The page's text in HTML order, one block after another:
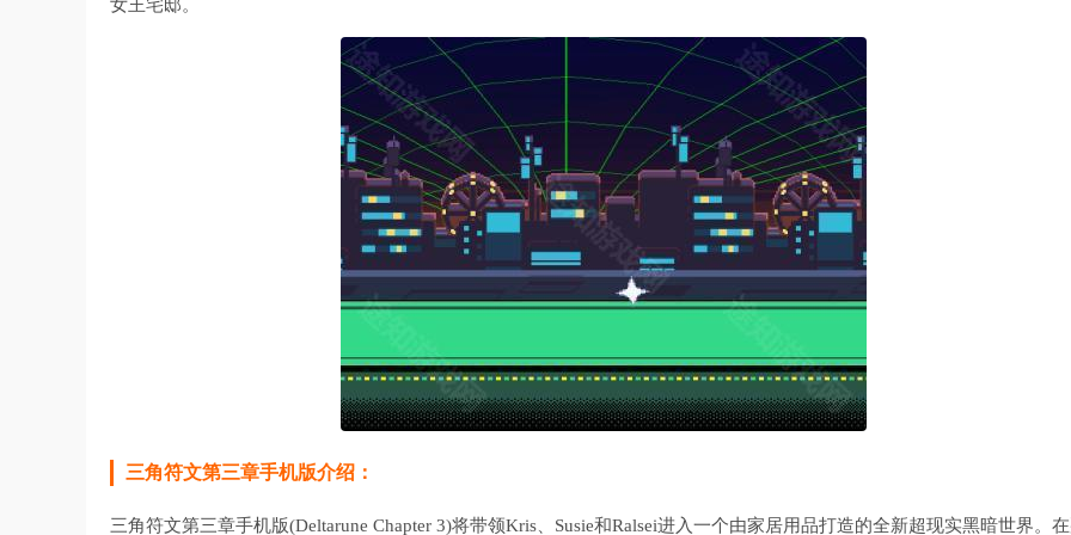
女王宅邸。
三角符文第三章手机版介绍：
三角符文第三章手机版(Deltarune Chapter 3)将带领Kris、Susie和Ralsei进入一个由家居用品打造的全新超现实黑暗世界。